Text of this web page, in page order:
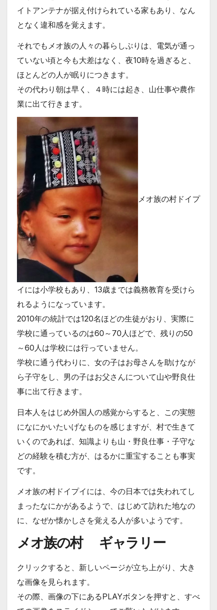
イトアンテナが据え付けられている家もあり、なん
となく違和感を覚えます。
それでもメオ族の人々の暮らしぶりは、電気が通っ
ていない頃と今も大差はなく、夜10時を過ぎると、
ほとんどの人が眠りにつきます。
その代わり朝は早く、４時には起き、山仕事や農作
業に出て行きます。
メオ族の村ドイプ
イには小学校もあり、13歳までは義務教育を受けら
れるようになっています。
2010年の統計では120名ほどの生徒がおり、実際に
学校に通っているのは60～70人ほどで、残りの50
～60人は学校には行っていません。
学校に通う代わりに、女の子はお母さんを助けなが
ら子守をし、男の子はお父さんについて山や野良仕
事に出て行きます。
日本人をはじめ外国人の感覚からすると、この実態
になにかいたいげなものを感じますが、村で生きて
いくのであれば、知識よりも山・野良仕事・子守な
どの経験を積む方が、はるかに重宝することも事実
です。
メオ族の村ドイプイには、今の日本では失われてし
まったなにかがあるようで、はじめて訪れた地なの
に、なぜか懐かしさを覚える人が多いようです。
メオ族の村 ギャラリー
クリックすると、新しいページが立ち上がり、大き
な画像を見られます。
その際、画像の下にあるPLAYボタンを押すと、すべ